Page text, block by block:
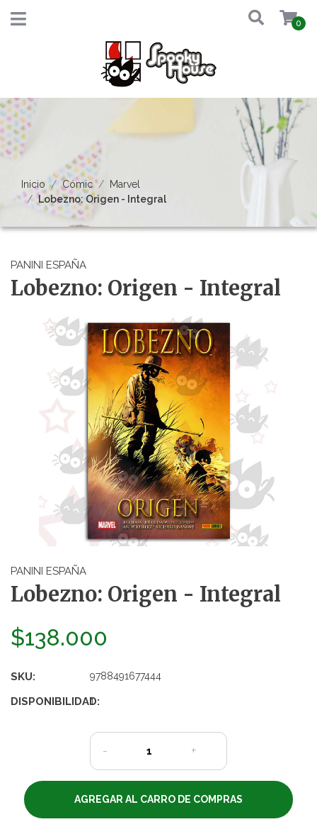
0
Inicio Cómic
Marvel
Lobezno: Origen - Integral
PANINI ESPAÑA
Lobezno: Origen - Integral
PANINI ESPAÑA
Lobezno: Origen - Integral
$138.000
SKU: 9788491677444
DISPONIBILIDAD:
1
- +